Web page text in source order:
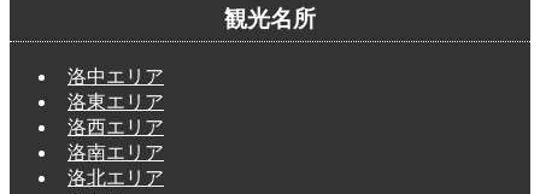
観光名所
洛中エリア
洛東エリア
洛西エリア
洛南エリア
洛北エリア